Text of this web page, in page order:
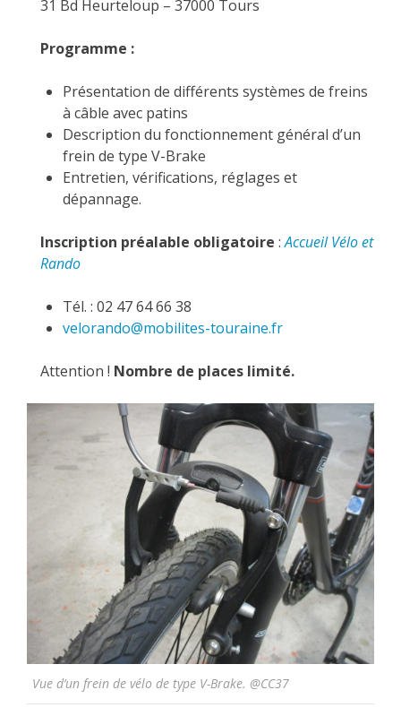
31 Bd Heurteloup – 37000 Tours
Programme :
Présentation de différents systèmes de freins
à câble avec patins
Description du fonctionnement général d’un
frein de type V-Brake
Entretien, vérifications, réglages et
dépannage.
Inscription préalable obligatoire :Accueil Vélo et
Rando
Tél. : 02 47 64 66 38
velorando@mobilites-touraine.fr
Attention ! Nombre de places limité.
Vue d’un frein de vélo de type V-Brake. @CC37